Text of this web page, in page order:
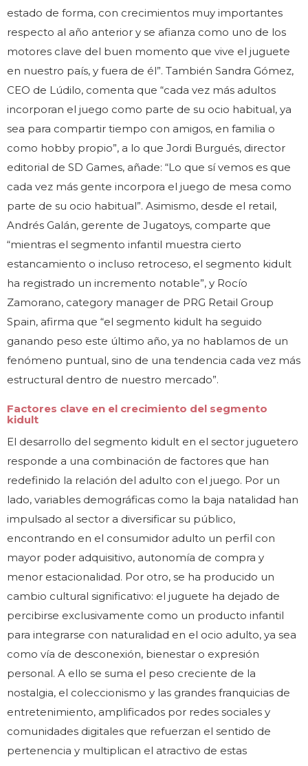
estado de forma, con crecimientos muy importantes
respecto al año anterior y se afianza como uno de los
motores clave del buen momento que vive el juguete
en nuestro país, y fuera de él”. También Sandra Gómez,
CEO de Lúdilo, comenta que “cada vez más adultos
incorporan el juego como parte de su ocio habitual, ya
sea para compartir tiempo con amigos, en familia o
como hobby propio”, a lo que Jordi Burgués, director
editorial de SD Games, añade: “Lo que sí vemos es que
cada vez más gente incorpora el juego de mesa como
parte de su ocio habitual”. Asimismo, desde el retail,
Andrés Galán, gerente de Jugatoys, comparte que
“mientras el segmento infantil muestra cierto
estancamiento o incluso retroceso, el segmento kidult
ha registrado un incremento notable”, y Rocío
Zamorano, category manager de PRG Retail Group
Spain, afirma que “el segmento kidult ha seguido
ganando peso este último año, ya no hablamos de un
fenómeno puntual, sino de una tendencia cada vez más
estructural dentro de nuestro mercado”.
Factores clave en el crecimiento del segmento
kidult
El desarrollo del segmento kidult en el sector juguetero
responde a una combinación de factores que han
redefinido la relación del adulto con el juego. Por un
lado, variables demográficas como la baja natalidad han
impulsado al sector a diversificar su público,
encontrando en el consumidor adulto un perfil con
mayor poder adquisitivo, autonomía de compra y
menor estacionalidad. Por otro, se ha producido un
cambio cultural significativo: el juguete ha dejado de
percibirse exclusivamente como un producto infantil
para integrarse con naturalidad en el ocio adulto, ya sea
como vía de desconexión, bienestar o expresión
personal. A ello se suma el peso creciente de la
nostalgia, el coleccionismo y las grandes franquicias de
entretenimiento, amplificados por redes sociales y
comunidades digitales que refuerzan el sentido de
pertenencia y multiplican el atractivo de estas